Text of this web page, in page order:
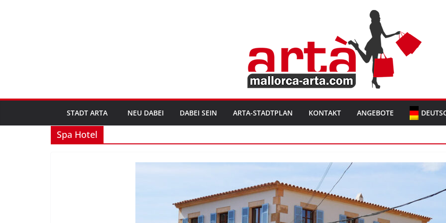
STADT ARTA NEU DABEI DABEI SEIN ARTA-STADTPLAN KONTAKT ANGEBOTE
Spa Hotel